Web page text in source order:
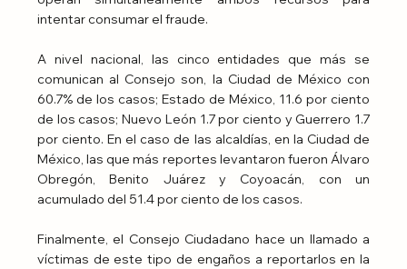
intentar consumar el fraude.
A nivel nacional, las cinco entidades que más se
comunican al Consejo son, la Ciudad de México con
60.7% de los casos; Estado de México, 11.6 por ciento
de los casos; Nuevo León 1.7 por ciento y Guerrero 1.7
por ciento. En el caso de las alcaldías, en la Ciudad de
México, las que más reportes levantaron fueron Álvaro
Obregón, Benito Juárez y Coyoacán, con un
acumulado del 51.4 por ciento de los casos.
Finalmente, el Consejo Ciudadano hace un llamado a
víctimas de este tipo de engaños a reportarlos en la